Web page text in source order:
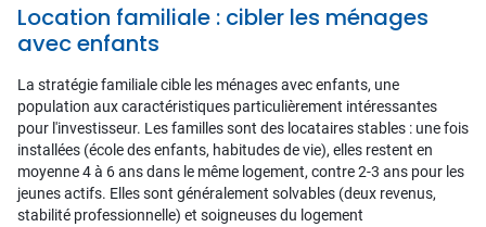
Location familiale : cibler les ménages
avec enfants
La stratégie familiale cible les ménages avec enfants, une
population aux caractéristiques particulièrement intéressantes
pour l'investisseur. Les familles sont des locataires stables : une fois
installées (école des enfants, habitudes de vie), elles restent en
moyenne 4 à 6 ans dans le même logement, contre 2-3 ans pour les
jeunes actifs. Elles sont généralement solvables (deux revenus,
stabilité professionnelle) et soigneuses du logement